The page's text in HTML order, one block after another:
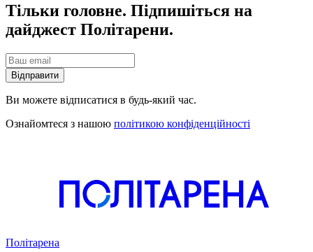
Тільки головне. Підпишіться на
дайджест Політарени.
Відправити
Ви можете відписатися в будь-який час.
Ознайомтеся з нашою політикою конфіденційності
Політарена